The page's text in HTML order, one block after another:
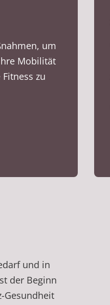
um
Mobilität
zu
und in
der Beginn
Gesundheit